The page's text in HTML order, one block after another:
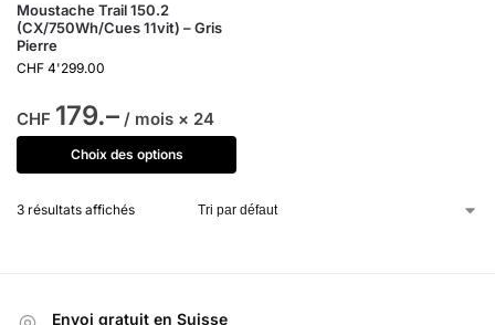
Moustache Trail 150.2
(CX/750Wh/Cues 11vit) – Gris
Pierre
CHF 4'299.00
CHF 179.– / mois × 24
Choix des options
3 résultats affichés
Envoi gratuit en Suisse